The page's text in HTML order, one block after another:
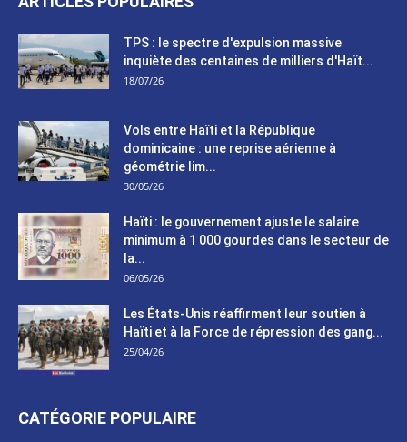
TPS : le spectre d'expulsion massive
inquiète des centaines de milliers d'Haït...
18/07/26
Vols entre Haïti et la République
dominicaine : une reprise aérienne à
géométrie lim...
30/05/26
Haïti : le gouvernement ajuste le salaire
minimum à 1 000 gourdes dans le secteur de
la...
06/05/26
Les États-Unis réaffirment leur soutien à
Haïti et à la Force de répression des gang...
25/04/26
CATÉGORIE POPULAIRE